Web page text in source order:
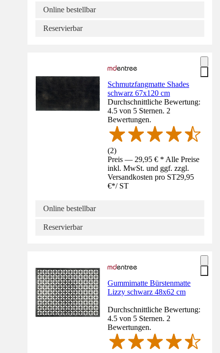
Online bestellbar
Reservierbar
Schmutzfangmatte Shades
schwarz 67x120 cm
Durchschnittliche Bewertung:
4.5 von 5 Sternen. 2
Bewertungen.
(2)
Preis — 29,95 € * Alle Preise
inkl. MwSt. und ggf. zzgl.
Versandkosten pro ST29,95
€*/ ST
Online bestellbar
Reservierbar
Gummimatte Bürstenmatte
Lizzy schwarz 48x62 cm
Durchschnittliche Bewertung:
4.5 von 5 Sternen. 2
Bewertungen.